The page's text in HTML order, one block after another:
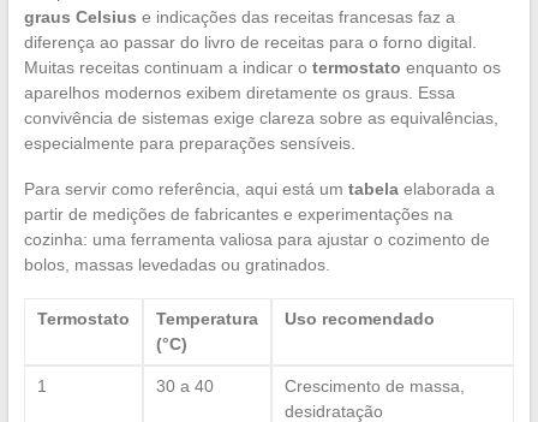
graus Celsius e indicações das receitas francesas faz a
diferença ao passar do livro de receitas para o forno digital.
Muitas receitas continuam a indicar o termostato enquanto os
aparelhos modernos exibem diretamente os graus. Essa
convivência de sistemas exige clareza sobre as equivalências,
especialmente para preparações sensíveis.
Para servir como referência, aqui está um tabelaelaborada a
partir de medições de fabricantes e experimentações na
cozinha: uma ferramenta valiosa para ajustar o cozimento de
bolos, massas levedadas ou gratinados.
Termostato
Temperatura
(°C)
Uso recomendado
1 30 a 40
Crescimento de massa,
desidratação